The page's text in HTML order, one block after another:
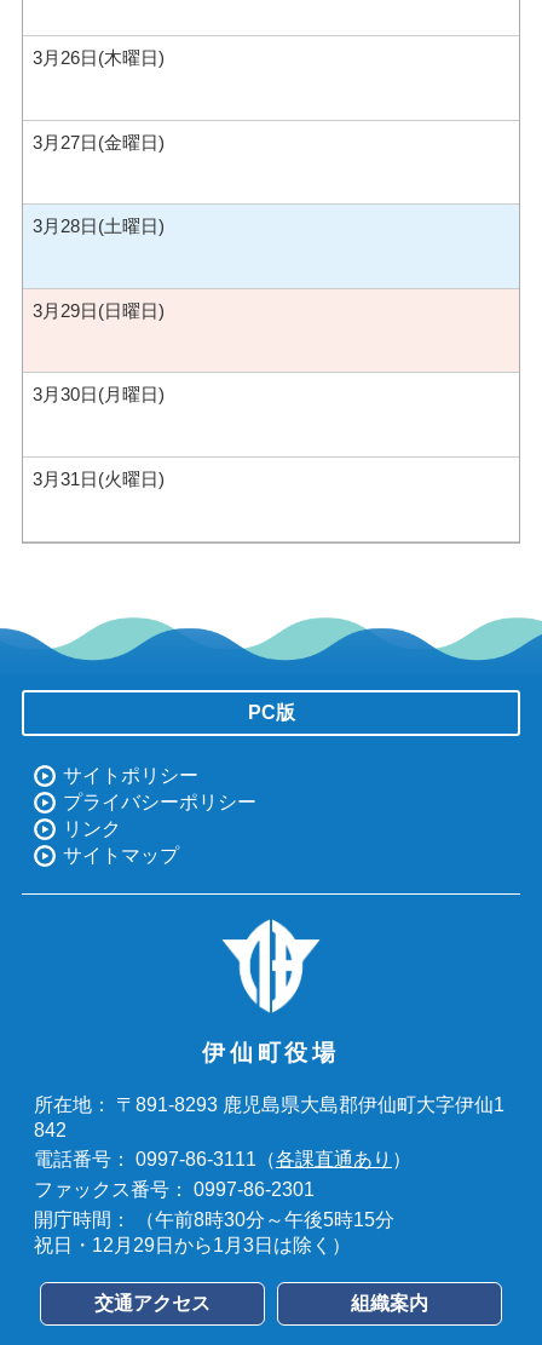
3月26日(木曜日)
3月27日(金曜日)
3月28日(土曜日)
3月29日(日曜日)
3月30日(月曜日)
3月31日(火曜日)
PC版
サイトポリシー
プライバシーポリシー
リンク
サイトマップ
伊仙町役場
所在地：
〒891-8293 鹿児島県大島郡伊仙町大字伊仙1
842
電話番号：
0997-86-3111（各課直通あり ）
ファックス番号：
0997-86-2301
開庁時間：
（午前8時30分～午後5時15分
祝日・12月29日から1月3日は除く）
交通アクセス 組織案内